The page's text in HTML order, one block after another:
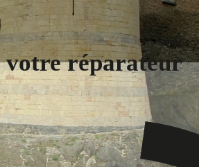
votre réparateur